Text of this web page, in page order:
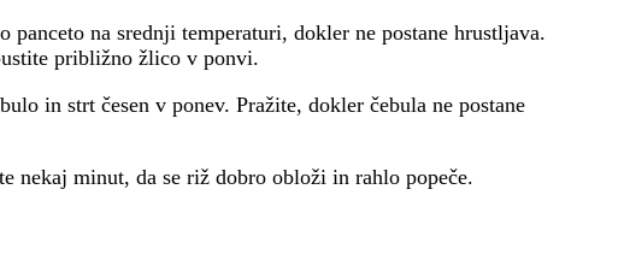
panceto na srednji temperaturi, dokler ne postane hrustljava.
približno žlico v ponvi.
in strt česen v ponev. Pražite, dokler čebula ne postane
nekaj minut, da se riž dobro obloži in rahlo popeče.